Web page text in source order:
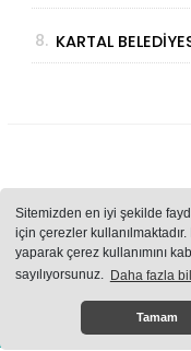
Sitemizden en iyi şekilde
için çerezler
yaparak çerez kullanımını
sayılıyorsunuz. Daha fazla
Tamam
8. KARTAL
DEV YATIRIM!
Sitemizde bulunan
içerikler
Haber